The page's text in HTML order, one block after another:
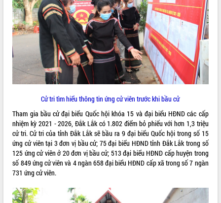
Lễ phát động chuỗi hoạt động chung
tay làm sạch môi trường
Xã Ea Kar bước chuyển mình trong
công tác cải cách hành chính mô hình
mới
UBND tỉnh họp báo định kỳ tháng 4
năm 2026
Hội thảo khoa học “Giải pháp thúc đẩy
Tăng cường giám sát, đôn đốc thực
hiện nhiệm vụ quản lý tài sản công
hàng tuần
Tháo gỡ những vướng mắc, đẩy mạnh
công tác cải cách thủ tục hành chính
tại Trung tâm Phục vụ hành chính
công tỉnh
Đắk Lắk: Tôn vinh 46 giải pháp tại Hội
thi Sáng tạo Kỹ thuật 2024 - 2025
Cử tri tìm hiểu thông tin ứng cử viên trước khi bầu cử
Tham gia bầu cử đại biểu Quốc hội khóa 15 và đại biểu HĐND các cấp
nhiệm kỳ 2021 - 2026, Đắk Lắk có 1.802 điểm bỏ phiếu với hơn 1,3 triệu
cử tri. Cử tri của tỉnh Đắk Lắk sẽ bầu ra 9 đại biểu Quốc hội trong số 15
ứng cử viên tại 3 đơn vị bầu cử; 75 đại biểu HĐND tỉnh Đắk Lắk trong số
125 ứng cử viên ở 20 đơn vị bầu cử; 513 đại biểu HĐND cấp huyện trong
số 849 ứng cử viên và 4 ngàn 658 đại biểu HĐND cấp xã trong số 7 ngàn
731 ứng cử viên.